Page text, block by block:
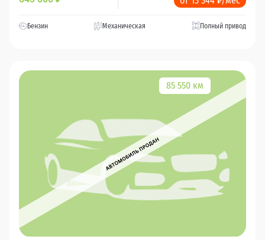
Бензин Механическая Полный привод
85 550 км